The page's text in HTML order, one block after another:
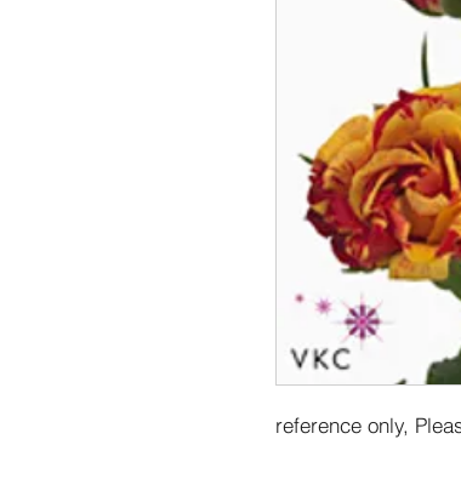
reference only,